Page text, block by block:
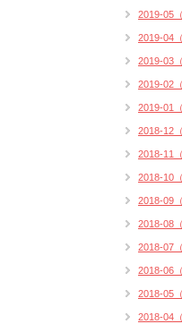
2019-05（
2019-04（
2019-03（
2019-02（
2019-01（
2018-12（
2018-11（
2018-10（
2018-09（
2018-08（
2018-07（
2018-06（
2018-05（
2018-04（